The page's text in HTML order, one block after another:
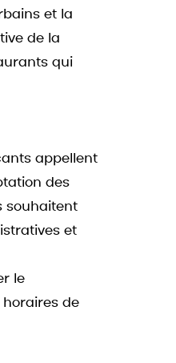
et la
de la
qui
appellent
des
souhaitent
et
le
de